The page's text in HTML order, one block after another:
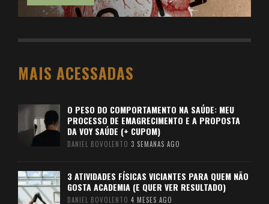
MAIS ACESSADAS
O PESO DO COMPORTAMENTO NA SAÚDE: MEU
PROCESSO DE EMAGRECIMENTO E A PROPOSTA
DA VOY SAÚDE (+ CUPOM)
DANIEL BOVOLENTO 3 SEMANAS AGO
3 ATIVIDADES FÍSICAS VICIANTES PARA QUEM NÃO
GOSTA ACADEMIA (E QUER VER RESULTADO)
DANIEL BOVOLENTO 4 MESES AGO